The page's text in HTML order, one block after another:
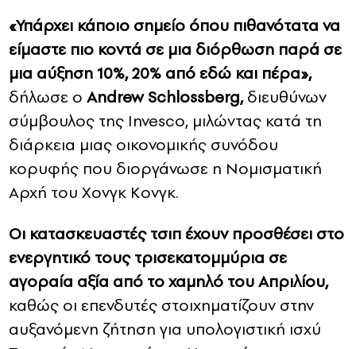
«Υπάρχει κάποιο σημείο όπου πιθανότατα να
είμαστε πιο κοντά σε μια διόρθωση παρά σε
μια αύξηση 10%, 20% από εδώ και πέρα»,
δήλωσε ο Andrew Schlossberg,διευθύνων
σύμβουλος της Invesco, μιλώντας κατά τη
διάρκεια μιας οικονομικής συνόδου
κορυφής που διοργάνωσε η Νομισματική
Αρχή του Χονγκ Κονγκ.
Οι κατασκευαστές τσιπ έχουν προσθέσει στο
ενεργητικό τους τρισεκατομμύρια σε
αγοραία αξία από το χαμηλό του Απριλίου,
καθώς οι επενδυτές στοιχηματίζουν στην
αυξανόμενη ζήτηση για υπολογιστική ισχύ